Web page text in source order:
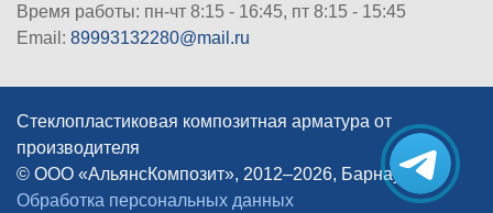
Время работы: пн-чт 8:15 - 16:45, пт 8:15 - 15:45
Email: 89993132280@mail.ru
Стеклопластиковая композитная арматура от
производителя
© ООО «АльянсКомпозит», 2012–2026, Барнаул |
Обработка персональных данных